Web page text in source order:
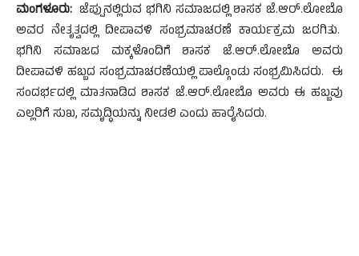
ಮಂಗಳೂರು: ಜೆಪ್ಪುನಲ್ಲಿರುವ ಭಗಿನಿ ಸಮಾಜದಲ್ಲಿ ಶಾಸಕ ಜೆ.ಆರ್.ಲೋಬೊ
ಅವರ ನೇತೃತ್ವದಲ್ಲಿ ದೀಪಾವಳಿ ಸಂಭ್ರಮಾಚರಣೆ ಕಾರ್ಯಕ್ರಮ ಜರಗಿತು.
ಭಗಿನಿ ಸಮಾಜದ ಮಕ್ಕಳೊಂದಿಗೆ ಶಾಸಕ ಜೆ.ಆರ್.ಲೋಬೊ ಅವರು
ದೀಪಾವಳಿ ಹಬ್ಬದ ಸಂಭ್ರಮಾಚರಣೆಯಲ್ಲಿ ಪಾಲ್ಗೊಂಡು ಸಂಭ್ರಮಿಸಿದರು. ಈ
ಸಂದರ್ಭದಲ್ಲಿ ಮಾತನಾಡಿದ ಶಾಸಕ ಜೆ.ಆರ್.ಲೋಬೊ ಅವರು ಈ ಹಬ್ಬವು
ಎಲ್ಲರಿಗೆ ಸುಖ, ಸಮೃದ್ಧಿಯನ್ನು ನೀಡಲಿ ಎಂದು ಹಾರೈಸಿದರು.